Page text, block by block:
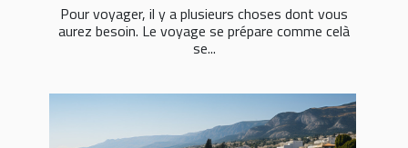
Pour voyager, il y a plusieurs choses dont vous
aurez besoin. Le voyage se prépare comme celà
se...